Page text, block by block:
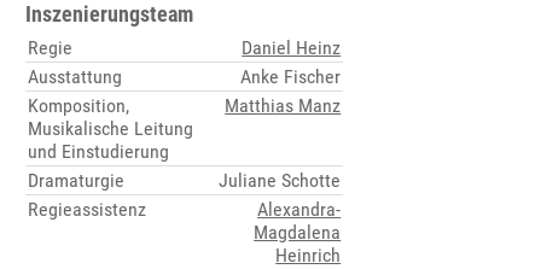
Inszenierungsteam
Regie
Daniel Heinz
Ausstattung
Anke Fischer
Komposition,
Musikalische Leitung
und Einstudierung
Matthias Manz
Dramaturgie
Juliane Schotte
Regieassistenz
Alexandra-
Magdalena
Heinrich